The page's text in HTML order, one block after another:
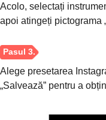
Acolo, selectați
apoi atingeți pictograma
Alege presetarea
„Salvează” pentru a